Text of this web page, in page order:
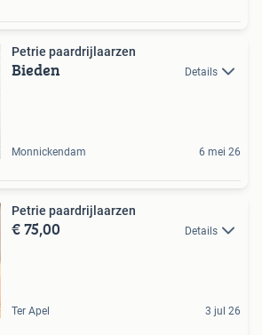
Petrie paardrijlaarzen
Bieden Details
Monnickendam 6 mei 26
Petrie paardrijlaarzen
€ 75,00 Details
Ter Apel 3 jul 26